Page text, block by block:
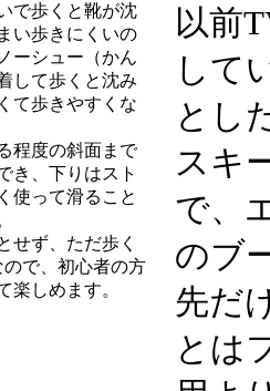
で歩くと靴が沈
い歩きにくいの
ーシュー（かん
して歩くと沈み
て歩きやすくな
程度の斜面まで
き、下りはスト
使って滑ること
せず、ただ歩く
で、初心者の方
楽しめます。
以前
して
とし
スキ
で、
のブ
先だ
とは